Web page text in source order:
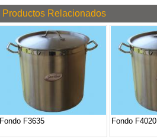
Productos Relacionados
Fondo F3635 Fondo F4020